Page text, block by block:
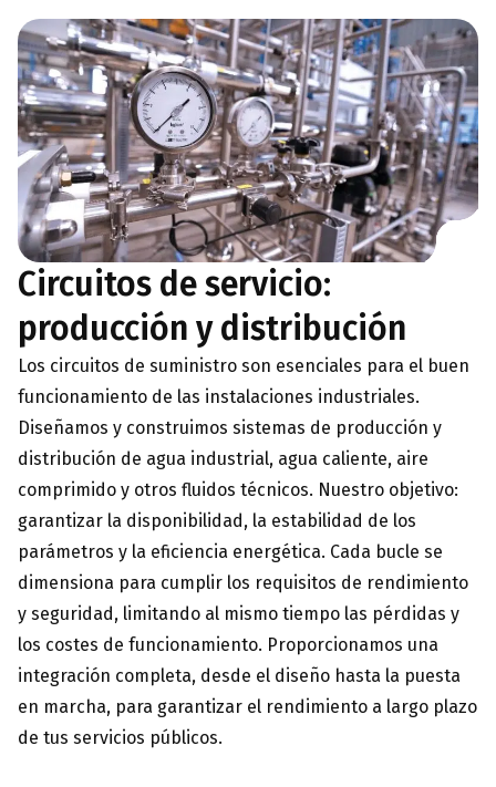
Circuitos de servicio:
producción y distribución
Los circuitos de suministro son esenciales para el buen
funcionamiento de las instalaciones industriales.
Diseñamos y construimos sistemas de producción y
distribución de agua industrial, agua caliente, aire
comprimido y otros fluidos técnicos. Nuestro objetivo:
garantizar la disponibilidad, la estabilidad de los
parámetros y la eficiencia energética. Cada bucle se
dimensiona para cumplir los requisitos de rendimiento
y seguridad, limitando al mismo tiempo las pérdidas y
los costes de funcionamiento. Proporcionamos una
integración completa, desde el diseño hasta la puesta
en marcha, para garantizar el rendimiento a largo plazo
de tus servicios públicos.